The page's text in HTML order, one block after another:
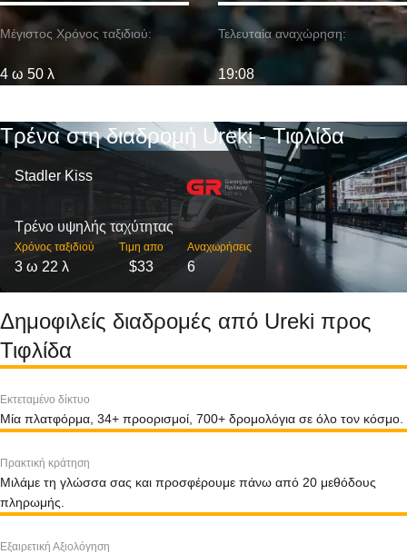
Μέγιστος Χρόνος ταξιδιού:
4 ω 50 λ
Τελευταία αναχώρηση:
19:08
Τρένα στη διαδρομή Ureki - Τιφλίδα
Stadler Kiss
Τρένο υψηλής ταχύτητας
Χρόνος ταξιδιού
3 ω 22 λ
Τιμη απο
$33
Αναχωρήσεις
6
Δημοφιλείς διαδρομές από Ureki προς
Τιφλίδα
Εκτεταμένο δίκτυο
Μία πλατφόρμα, 34+ προορισμοί, 700+ δρομολόγια σε όλο τον κόσμο.
Πρακτική κράτηση
Μιλάμε τη γλώσσα σας και προσφέρουμε πάνω από 20 μεθόδους
πληρωμής.
Εξαιρετική Αξιολόγηση